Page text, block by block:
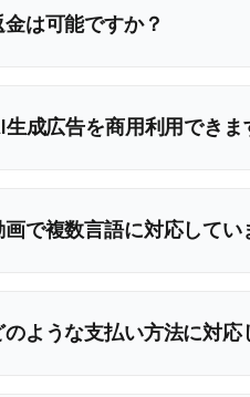
金は可能ですか？
成広告を商用利用できま
画で複数言語に対応してい
のような支払い方法に対応